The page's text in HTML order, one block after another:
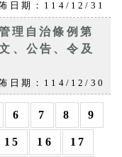
日期：114/12/31
理自治條例第
、公告、令及
日期：114/12/30
6 7 8 9
15 16 17